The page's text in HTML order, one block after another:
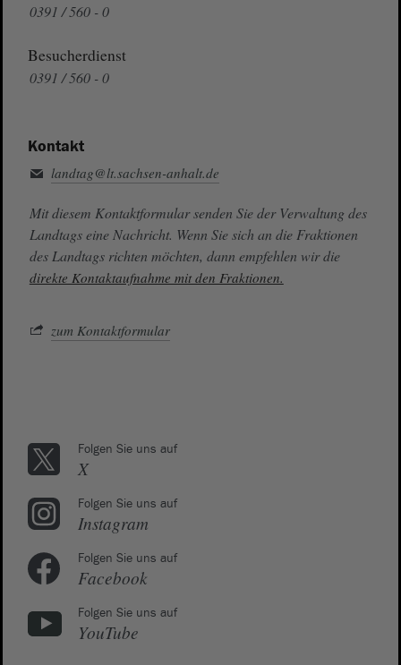
0391 / 560 - 0
Besucherdienst
0391 / 560 - 0
Kontakt
landtag@lt.sachsen-anhalt.de
Mit diesem Kontaktformular senden Sie der Verwaltung des
Landtags eine Nachricht. Wenn Sie sich an die Fraktionen
des Landtags richten möchten, dann empfehlen wir die
direkte Kontaktaufnahme mit den Fraktionen.
zum Kontaktformular
Folgen Sie uns auf
X
Folgen Sie uns auf
Instagram
Folgen Sie uns auf
Facebook
Folgen Sie uns auf
YouTube